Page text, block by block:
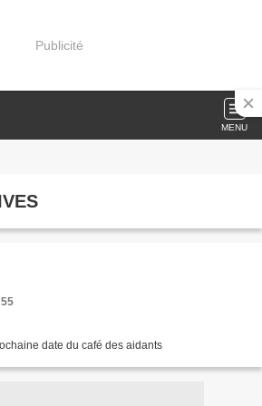
Publicité
MENU
date du café des aidants